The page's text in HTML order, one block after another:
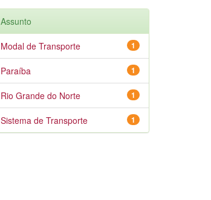
Assunto
1
Modal de Transporte
1
Paraíba
1
Rio Grande do Norte
1
Sistema de Transporte